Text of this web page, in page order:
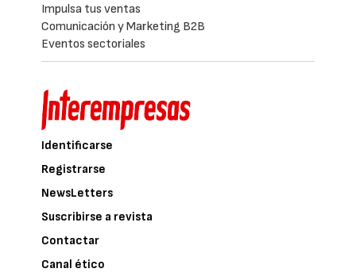
Impulsa tus ventas
Comunicación y Marketing B2B
Eventos sectoriales
Identificarse
Registrarse
NewsLetters
Suscribirse a revista
Contactar
Canal ético